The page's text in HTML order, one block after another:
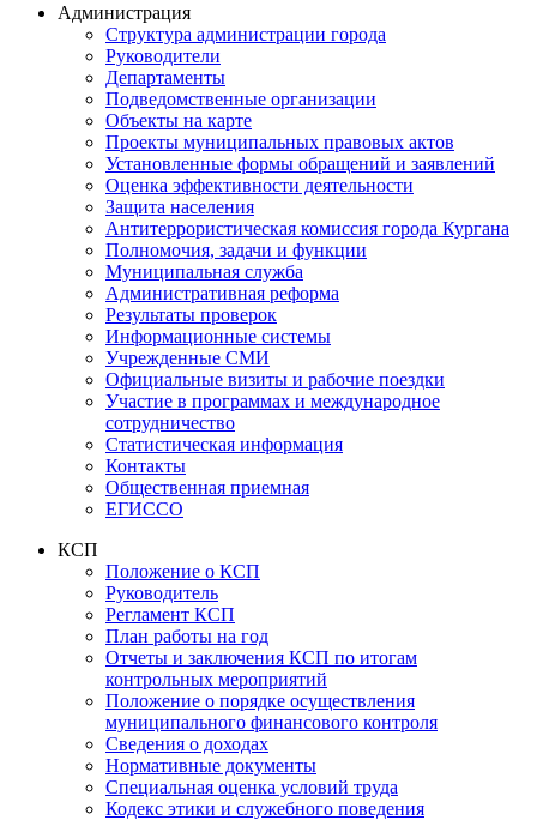
Администрация
Структура администрации города
Руководители
Департаменты
Подведомственные организации
Объекты на карте
Проекты муниципальных правовых актов
Установленные формы обращений и заявлений
Оценка эффективности деятельности
Защита населения
Антитеррористическая комиссия города Кургана
Полномочия, задачи и функции
Муниципальная служба
Административная реформа
Результаты проверок
Информационные системы
Учрежденные СМИ
Официальные визиты и рабочие поездки
Участие в программах и международное
сотрудничество
Статистическая информация
Контакты
Общественная приемная
ЕГИССО
КСП
Положение о КСП
Руководитель
Регламент КСП
План работы на год
Отчеты и заключения КСП по итогам
контрольных мероприятий
Положение о порядке осуществления
муниципального финансового контроля
Сведения о доходах
Нормативные документы
Специальная оценка условий труда
Кодекс этики и служебного поведения